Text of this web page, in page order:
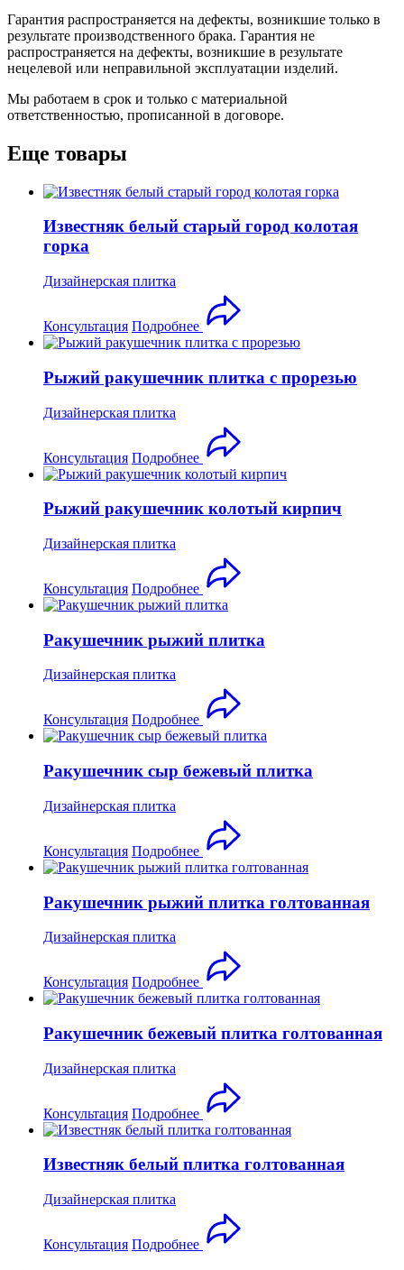
Гарантия распространяется на дефекты, возникшие только в
результате производственного брака. Гарантия не
распространяется на дефекты, возникшие в результате
нецелевой или неправильной эксплуатации изделий.
Мы работаем в срок и только с материальной
ответственностью, прописанной в договоре.
Еще товары
Известняк белый старый город колотая
горка
Дизайнерская плитка
Консультация Подробнее
Рыжий ракушечник плитка с прорезью
Дизайнерская плитка
Консультация Подробнее
Рыжий ракушечник колотый кирпич
Дизайнерская плитка
Консультация Подробнее
Ракушечник рыжий плитка
Дизайнерская плитка
Консультация Подробнее
Ракушечник сыр бежевый плитка
Дизайнерская плитка
Консультация Подробнее
Ракушечник рыжий плитка голтованная
Дизайнерская плитка
Консультация Подробнее
Ракушечник бежевый плитка голтованная
Дизайнерская плитка
Консультация Подробнее
Известняк белый плитка голтованная
Дизайнерская плитка
Консультация Подробнее